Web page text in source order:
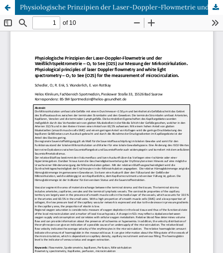
Physiologische Prinzipien der Laser-Doppler-Flowmetrie und der Weißlichtspektrometrie – O2 to See (O2S) zur Messung der Mirkorzirkulation.